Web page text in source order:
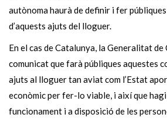
autònoma haurà de definir i fer públiques
d’aquests ajuts del lloguer.
En el cas de Catalunya, la Generalitat de
comunicat que farà públiques aquestes
ajuts al lloguer tan aviat com l’Estat
econòmic per fer-lo viable, i així que
funcionament i a disposició de les